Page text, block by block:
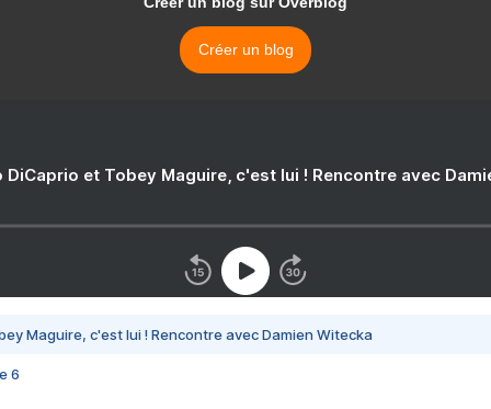
Créer un blog
DiCaprio et Tobey Maguire, c'est lui ! Rencontre avec
Maguire, c'est lui ! Rencontre avec Damien Witecka
6